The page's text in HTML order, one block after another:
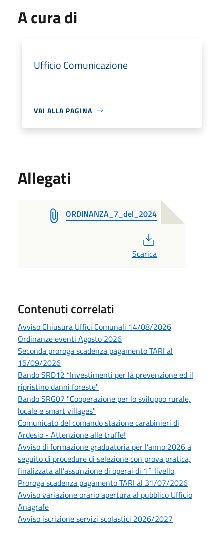
A cura di
Ufficio Comunicazione
VAI ALLA PAGINA
Allegati
ORDINANZA_7_del_2024
Scarica
Contenuti correlati
Avviso Chiusura Uffici Comunali 14/08/2026
Ordinanze eventi Agosto 2026
Seconda proroga scadenza pagamento TARI al
15/09/2026
Bando SRD12 “Investimenti per la prevenzione ed il
ripristino danni foreste"
Bando SRG07 "Cooperazione per lo sviluppo rurale,
locale e smart villages"
Comunicato del comando stazione carabinieri di
Ardesio - Attenzione alle truffe!
Avviso di formazione graduatoria per l’anno 2026 a
seguito di procedure di selezione con prova pratica,
finalizzata all’assunzione di operai di 1° livello,
Proroga scadenza pagamento TARI al 31/07/2026
Avviso variazione orario apertura al pubblico Ufficio
Anagrafe
Avviso iscrizione servizi scolastici 2026/2027